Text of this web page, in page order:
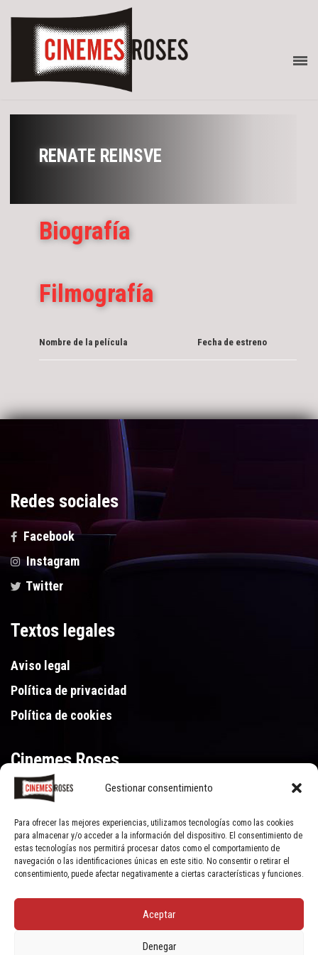
Gestionar consentimiento
Para ofrecer las mejores experiencias, utilizamos tecnologías como las cookies
para almacenar y/o acceder a la información del dispositivo. El consentimiento de
estas tecnologías nos permitirá procesar datos como el comportamiento de
navegación o las identificaciones únicas en este sitio. No consentir o retirar el
consentimiento, puede afectar negativamente a ciertas características y funciones.
Aceptar
Denegar
RENATE REINSVE
Biografía
Filmografía
Nombre de la película Fecha de estreno
Redes sociales
Facebook
Instagram
Twitter
Textos legales
Aviso legal
Política de privacidad
Política de cookies
Cinemes Roses
Gran Via de Pau Casals 250, 17480 Roses (Girona)
972 15 46 46
© Cinemes Roses - 2022, all rights reserved | Powered by